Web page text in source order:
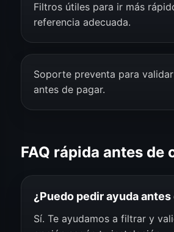
Filtros útiles para ir más
referencia adecuada.
Soporte preventa para
antes de pagar.
FAQ rápida antes de
¿Puedo pedir ayuda
Sí. Te ayudamos a filtrar y